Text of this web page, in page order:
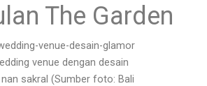
The Garden
venue dengan desain
sakral (Sumber foto: Bali